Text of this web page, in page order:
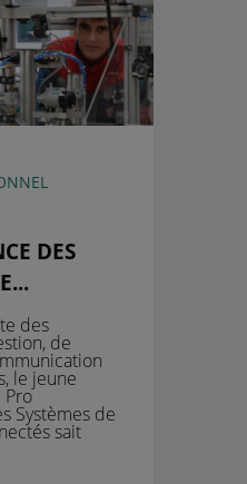
DES
des
de
le jeune
Pro
Systèmes de
sait